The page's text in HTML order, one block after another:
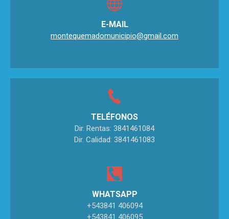
E-MAIL
montequemadomunicipio@gmail.com
TELÉFONOS
Dir. Rentas: 3841461084
Dir. Calidad: 3841461083
WHATSAPP
+543841 406094
+543841 406095